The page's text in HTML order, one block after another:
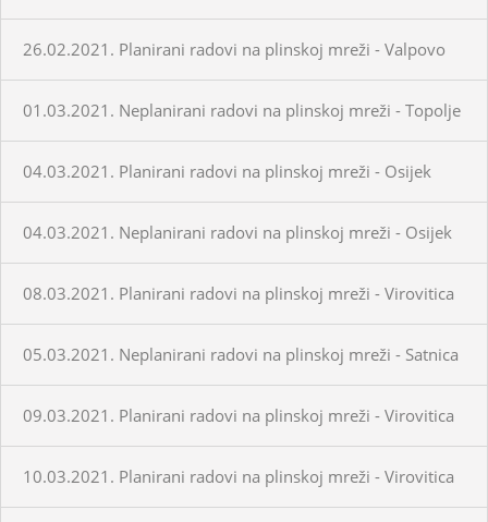
26.02.2021. Planirani radovi na plinskoj mreži - Valpovo
01.03.2021. Neplanirani radovi na plinskoj mreži - Topolje
04.03.2021. Planirani radovi na plinskoj mreži - Osijek
04.03.2021. Neplanirani radovi na plinskoj mreži - Osijek
08.03.2021. Planirani radovi na plinskoj mreži - Virovitica
05.03.2021. Neplanirani radovi na plinskoj mreži - Satnica
09.03.2021. Planirani radovi na plinskoj mreži - Virovitica
10.03.2021. Planirani radovi na plinskoj mreži - Virovitica